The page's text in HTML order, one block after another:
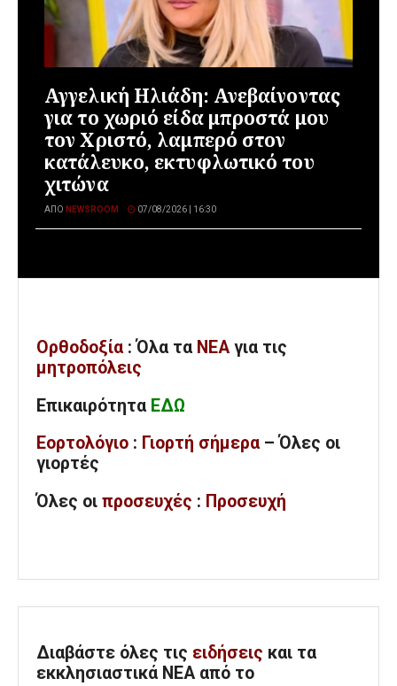
Αγγελική Ηλιάδη: Ανεβαίνοντας
για το χωριό είδα μπροστά μου
τον Χριστό, λαμπερό στον
κατάλευκο, εκτυφλωτικό του
χιτώνα
ΑΠΌ NEWSROOM 07/08/2026 | 16:30
Ορθοδοξία : Όλα τα ΝΕΑ για τις
μητροπόλεις
Επικαιρότητα ΕΔΩ
Εορτολόγιο : Γιορτή σήμερα – Όλες οι
γιορτές
Όλες οι προσευχές : Προσευχή
Διαβάστε όλες τις ειδήσεις και τα
εκκλησιαστικά ΝΕΑ από το